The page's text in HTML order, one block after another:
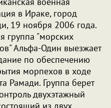
в Ираке, город
19 ноября 2006 года.
группа "морских
Альфа-Один выезжает
по обеспечению
морпехов в ходе
Рамади. Группа берет
двухэтажный